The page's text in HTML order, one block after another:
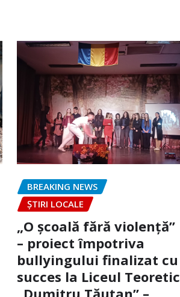
BREAKING NEWS
ȘTIRI LOCALE
„O școală fără violență”
– proiect împotriva
bullyingului finalizat cu
succes la Liceul Teoretic
„Dumitru Tăuțan” –